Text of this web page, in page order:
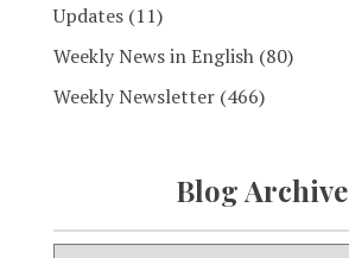
Updates (11)
Weekly News in English (80)
Weekly Newsletter (466)
Blog Archive